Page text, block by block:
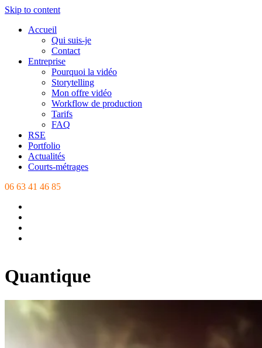
Skip to content
Accueil
Qui suis-je
Contact
Entreprise
Pourquoi la vidéo
Storytelling
Mon offre vidéo
Workflow de production
Tarifs
FAQ
RSE
Portfolio
Actualités
Courts-métrages
06 63 41 46 85
Quantique